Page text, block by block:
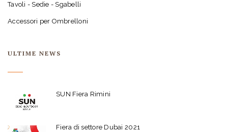
Tavoli - Sedie - Sgabelli
Accessori per Ombrelloni
ULTIME NEWS
SUN Fiera Rimini
Fiera di settore Dubai 2021